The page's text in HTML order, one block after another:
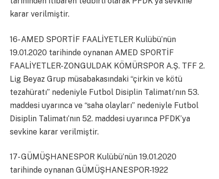
karar verilmiştir.
16- AMED SPORTİF FAALİYETLER Kulübü’nün
19.01.2020 tarihinde oynanan AMED SPORTİF
FAALİYETLER-ZONGULDAK KÖMÜRSPOR A.Ş. TFF 2.
Lig Beyaz Grup müsabakasındaki “çirkin ve kötü
tezahüratı” nedeniyle Futbol Disiplin Talimatı’nın 53.
maddesi uyarınca ve “saha olayları” nedeniyle Futbol
Disiplin Talimatı’nın 52. maddesi uyarınca PFDK’ya
sevkine karar verilmiştir.
17- GÜMÜŞHANESPOR Kulübü’nün 19.01.2020
tarihinde oynanan GÜMÜŞHANESPOR-1922